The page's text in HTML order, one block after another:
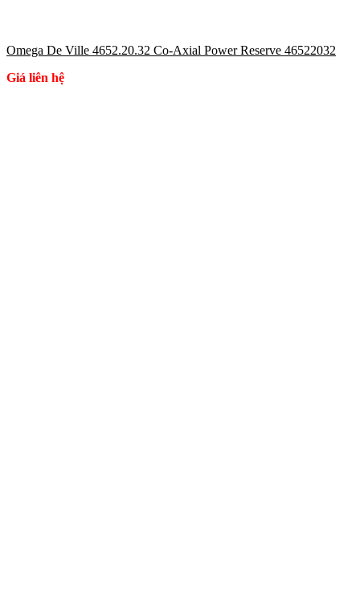
Omega De Ville 4652.20.32 Co-Axial Power Reserve 46522032
Giá liên hệ